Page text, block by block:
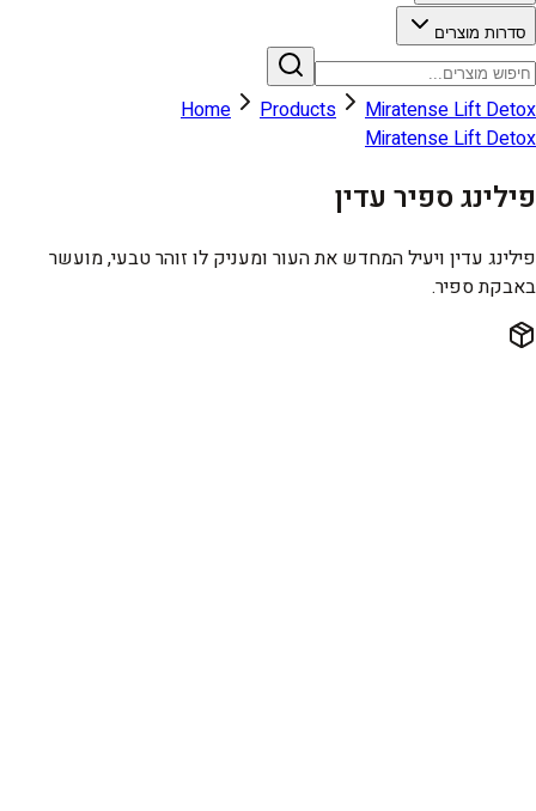
סדרות מוצרים
Home Products
Miratense Lift Detox
Miratense Lift Detox
פילינג ספיר עדין
פילינג עדין ויעיל המחדש את העור ומעניק לו זוהר טבעי, מועשר
באבקת ספיר.